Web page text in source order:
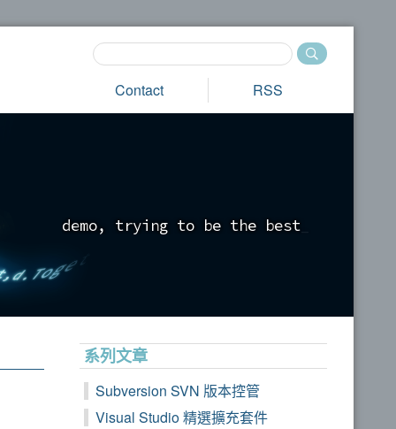
Contact RSS
demo, tryi ng to be the best
系列文章
Subversion SVN 版本控管
Visual Studio 精選擴充套件